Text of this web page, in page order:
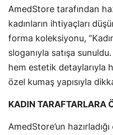
AmedStore tarafından
kadınların ihtiyaçları
forma koleksiyonu,
sloganıyla satışa
hem estetik detaylarıyla
özel kumaş yapısıyla
KADIN TARAFTARLARA
AmedStore’un